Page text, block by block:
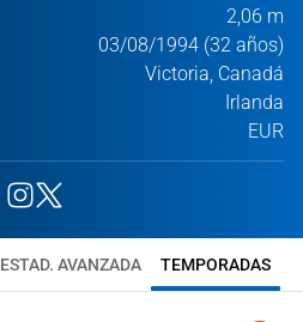
2,06 m
03/08/1994 (32 años)
Victoria, Canadá
Irlanda
EUR
ESTAD. AVANZADA TEMPORADAS